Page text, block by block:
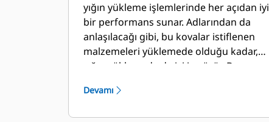
yığın yükleme işlemlerinde her açıdan iyi
bir performans sunar. Adlarından da
anlaşılacağı gibi, bu kovalar istiflenen
malzemeleri yüklemede olduğu kadar,
yığın yüklemede de iyi iş görür. Bu
aşınma koşulları için tasarlanmıştır. Geri
Devamı